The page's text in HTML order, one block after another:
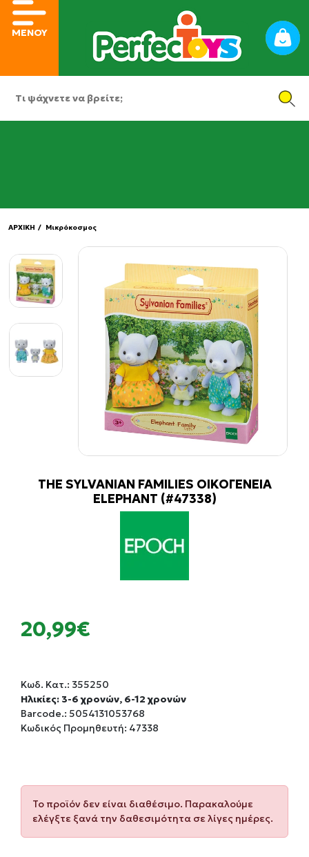
ΜΕΝΟΥ
ΑΡΧΙΚΗ / Μικρόκοσμος
THE SYLVANIAN FAMILIES ΟΙΚΟΓΕΝΕΙΑ
ELEPHANT (#47338)
20,99€
Κωδ. Κατ.: 355250
Ηλικίες: 3-6 χρονών, 6-12 χρονών
Barcode.: 5054131053768
Κωδικός Προμηθευτή: 47338
Το προϊόν δεν είναι διαθέσιμο. Παρακαλούμε
ελέγξτε ξανά την δαθεσιμότητα σε λίγες ημέρες.